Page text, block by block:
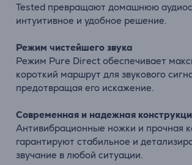
Tested превращают домашнюю
интуитивное и удобное решение.
Режим чистейшего звука
Режим Pure Direct обеспечивает
короткий маршрут для звукового
предотвращая его искажение.
Современная и надежная
Антивибрационные ножки и прочная
гарантируют стабильное и
звучание в любой ситуации.